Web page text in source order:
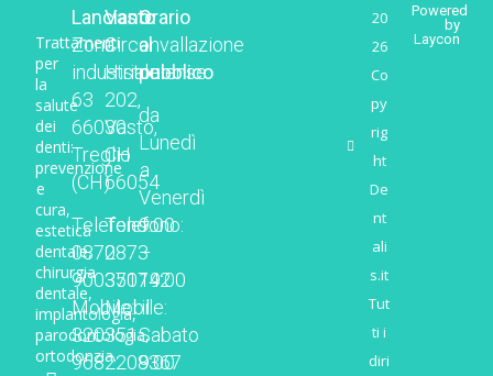
Trattamenti
per
la
salute
dei
denti:
prevenzione
e
cura,
estetica
dentale,
chirurgia
dentale,
implantologia,
parodontologia,
ortodonzia.
Lanciano
Zona
industriale
63
66030
Treglio
(CH)
Telefono:
0872
900350
Mobile:
320
968
Vasto
Circonvallazione
Histoniense
202,
Vasto,
CH
66054
Telefono:
0873
371742
Mobile:
351
2208367
Orario
al
pubblico
da
Lunedì
a
Venerdì
9:00
–
19:00
il
Sabato
9:00
20
26
Co
py
rig
ht
De
nt
ali
s.it
Tut
ti i
diri
Powered
by
Laycon